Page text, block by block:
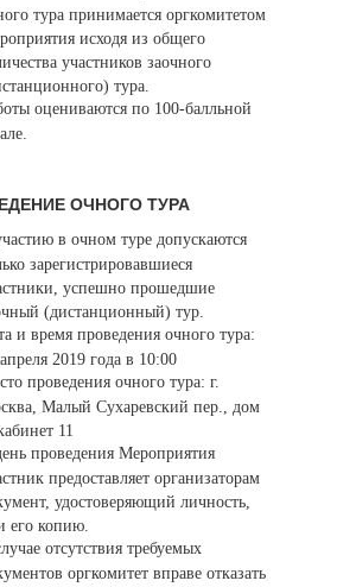
тура принимается оргкомитетом
исходя из общего
участников заочного
тура.
оцениваются по 100-балльной
ОЧНОГО ТУРА
в очном туре допускаются
зарегистрировавшиеся
успешно прошедшие
(дистанционный) тур.
и время проведения очного тура:
2019 года в 10:00
проведения очного тура: г.
Малый Сухаревский пер., дом
11
проведения Мероприятия
предоставляет организаторам
удостоверяющий личность,
его копию.
отсутствия требуемых
оргкомитет вправе отказать